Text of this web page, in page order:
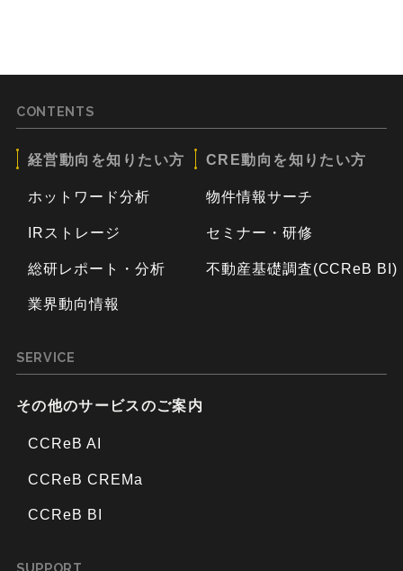
CONTENTS
経営動向を知りたい方
ホットワード分析
IRストレージ
総研レポート・分析
業界動向情報
CRE動向を知りたい方
物件情報サーチ
セミナー・研修
不動産基礎調査(CCReB BI)
SERVICE
その他のサービスのご案内
CCReB AI
CCReB CREMa
CCReB BI